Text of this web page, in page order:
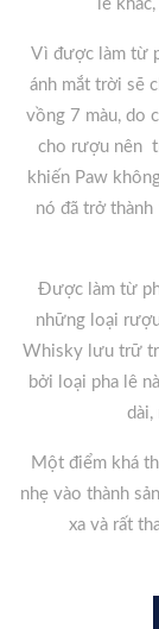
lê
Vì được làm từ
ánh mắt trời sẽ
vồng 7 màu, do
cho rượu nên
khiến Paw
nó đã trở
Được làm từ
những loại
Whisky lưu trữ
bởi loại pha lê
dài,
Một điểm khá
nhẹ vào thành
xa và rất